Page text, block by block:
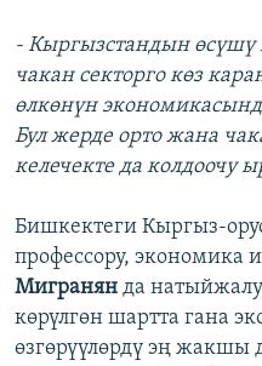
- Кыргызстандын
чакан секторго көз
өлкөнүн
Бул жерде орто жана
келечекте да колдоочу
Бишкектеги Кыргыз-
профессору, экономика
Мигранян да
көрүлгөн шартта гана
өзгөрүүлөрдү эң